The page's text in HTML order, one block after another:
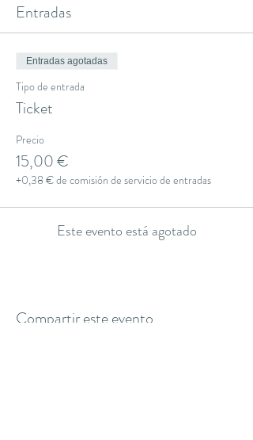
Entradas
Entradas agotadas
Tipo de entrada
Ticket
Precio
15,00 €
+0,38 € de comisión de servicio de entradas
Este evento está agotado
Compartir este evento